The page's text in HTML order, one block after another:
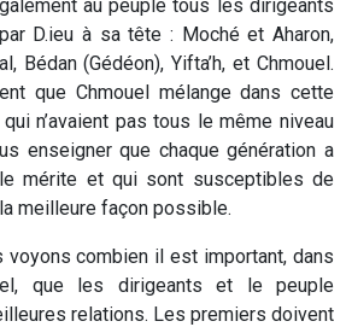
au peuple tous les dirigeants
D.ieu à sa tête : Moché et Aharon,
Bédan (Gédéon), Yifta’h, et Chmouel.
que Chmouel mélange dans cette
n’avaient pas tous le même niveau
enseigner que chaque génération a
mérite et qui sont susceptibles de
meilleure façon possible.
voyons combien il est important, dans
que les dirigeants et le peuple
relations. Les premiers doivent